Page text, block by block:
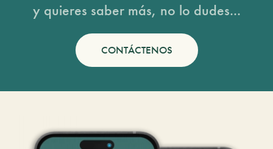
y quieres saber más, no lo dudes...
CONTÁCTENOS